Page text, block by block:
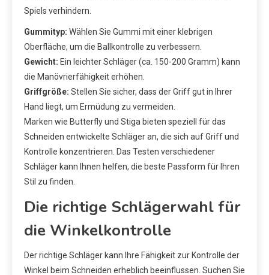
Spiels verhindern.
Gummityp: Wählen Sie Gummi mit einer klebrigen
Oberfläche, um die Ballkontrolle zu verbessern.
Gewicht: Ein leichter Schläger (ca. 150-200 Gramm) kann
die Manövrierfähigkeit erhöhen.
Griffgröße: Stellen Sie sicher, dass der Griff gut in Ihrer
Hand liegt, um Ermüdung zu vermeiden.
Marken wie Butterfly und Stiga bieten speziell für das
Schneiden entwickelte Schläger an, die sich auf Griff und
Kontrolle konzentrieren. Das Testen verschiedener
Schläger kann Ihnen helfen, die beste Passform für Ihren
Stil zu finden.
Die richtige Schlägerwahl für
die Winkelkontrolle
Der richtige Schläger kann Ihre Fähigkeit zur Kontrolle der
Winkel beim Schneiden erheblich beeinflussen. Suchen Sie